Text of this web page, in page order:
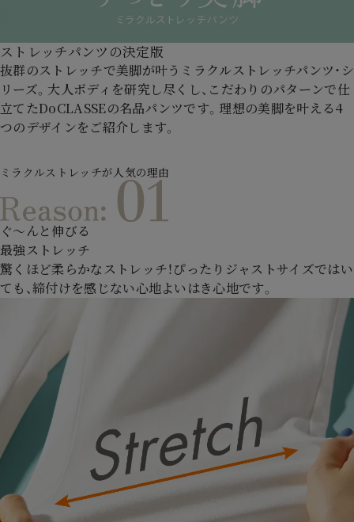
ストレッチパンツの決定版
抜群のストレッチで美脚が叶うミラクルストレッチパンツ・シ
リーズ。 大人ボディを研究し尽くし、こだわりのパターンで仕
立てたDoCLASSEの名品パンツです。 理想の美脚を叶える4
つのデザインをご紹介します。
ミラクルストレッチが人気の理由
ぐ～んと伸びる
最強ストレッチ
驚くほど柔らかなストレッチ！ぴったりジャストサイズではい
ても、締付けを感じない心地よいはき心地です。